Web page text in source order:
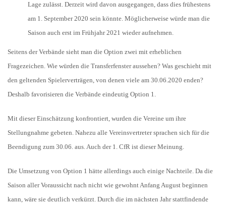
Lage zulässt. Derzeit wird davon ausgegangen, dass dies frühestens
am 1. September 2020 sein könnte. Möglicherweise würde man die
Saison auch erst im Frühjahr 2021 wieder aufnehmen.
Seitens der Verbände sieht man die Option zwei mit erheblichen
Fragezeichen. Wie würden die Transferfenster aussehen? Was geschieht mit
den geltenden Spielerverträgen, von denen viele am 30.06.2020 enden?
Deshalb favorisieren die Verbände eindeutig Option 1.
Mit dieser Einschätzung konfrontiert, wurden die Vereine um ihre
Stellungnahme gebeten. Nahezu alle Vereinsvertreter sprachen sich für die
Beendigung zum 30.06. aus. Auch der 1. CfR ist dieser Meinung.
Die Umsetzung von Option 1 hätte allerdings auch einige Nachteile. Da die
Saison aller Voraussicht nach nicht wie gewohnt Anfang August beginnen
kann, wäre sie deutlich verkürzt. Durch die im nächsten Jahr stattfindende